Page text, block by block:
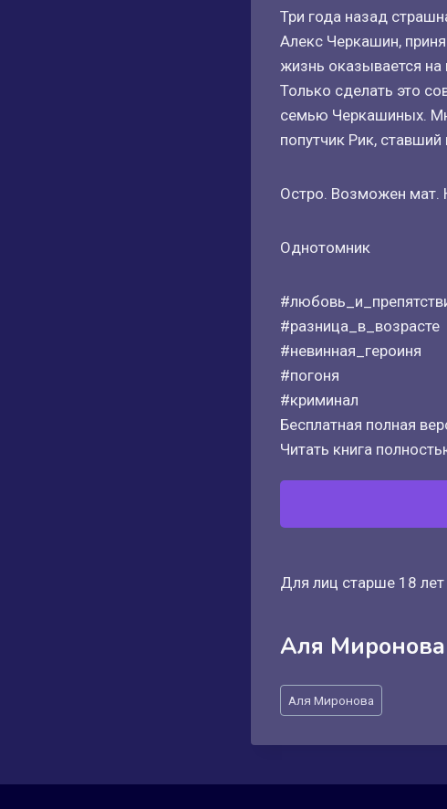
Три года назад
Алекс Черкашин,
жизнь оказывается на
Только сделать это
семью Черкашиных.
попутчик Рик,
Остро. Возможен мат.
Однотомник
#разница_в_возрасте
#невинная_героиня
#погоня
#криминал
Бесплатная полная
Читать книга
Для лиц старше 18 лет
Аля Миронова
Метки
записи:
Аля Миронова